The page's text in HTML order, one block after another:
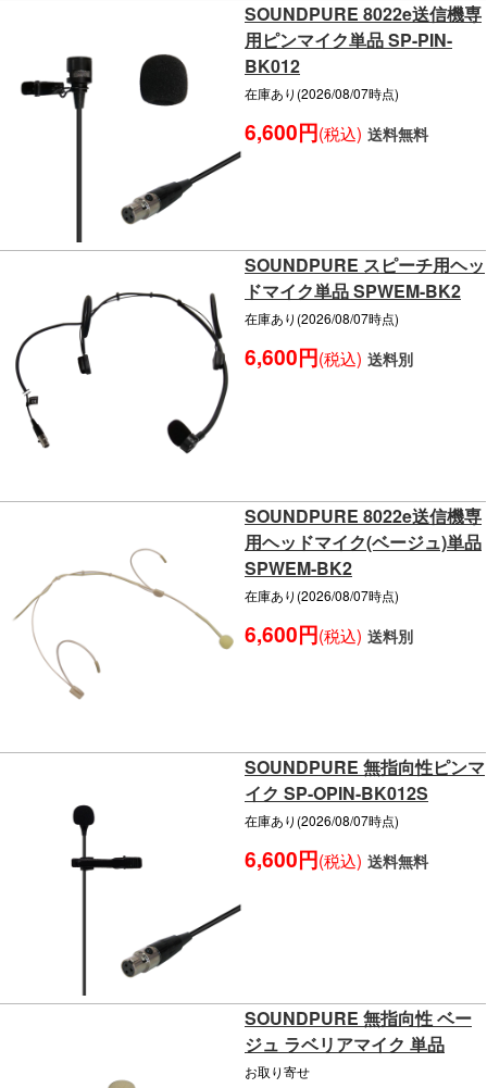
SOUNDPURE 8022e送信機専
用ピンマイク単品 SP-PIN-
BK012
在庫あり(2026/08/07時点)
6,600円(税込) 送料無料
SOUNDPURE スピーチ用ヘッ
ドマイク単品 SPWEM-BK2
在庫あり(2026/08/07時点)
6,600円(税込) 送料別
SOUNDPURE 8022e送信機専
用ヘッドマイク(ベージュ)単品
SPWEM-BK2
在庫あり(2026/08/07時点)
6,600円(税込) 送料別
SOUNDPURE 無指向性ピンマ
イク SP-OPIN-BK012S
在庫あり(2026/08/07時点)
6,600円(税込) 送料無料
SOUNDPURE 無指向性 ベー
ジュ ラベリアマイク 単品
お取り寄せ